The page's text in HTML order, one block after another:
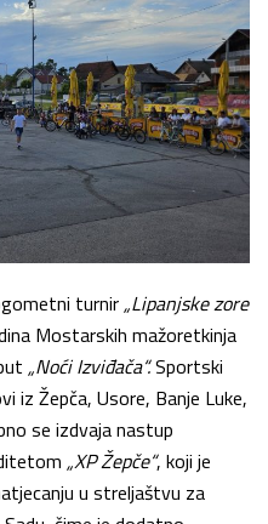
turnir„Lipanjske zore
Mostarskih mažoretkinja
„Noći Izviđača“.Sportski
iz Žepča, Usore, Banje Luke,
se izdvaja nastup
„XP Žepče“, koji je
u streljaštvu za